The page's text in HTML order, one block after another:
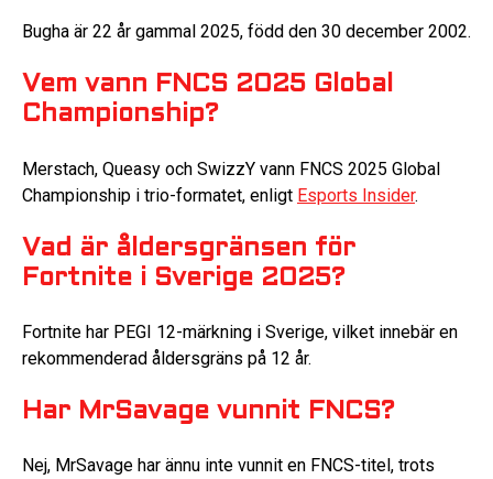
Bugha är 22 år gammal 2025, född den 30 december 2002.
Vem vann FNCS 2025 Global
Championship?
Merstach, Queasy och SwizzY vann FNCS 2025 Global
Championship i trio-formatet, enligt Esports Insider.
Vad är åldersgränsen för
Fortnite i Sverige 2025?
Fortnite har PEGI 12-märkning i Sverige, vilket innebär en
rekommenderad åldersgräns på 12 år.
Har MrSavage vunnit FNCS?
Nej, MrSavage har ännu inte vunnit en FNCS-titel, trots